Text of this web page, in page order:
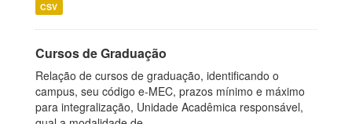
CSV
Cursos de Graduação
Relação de cursos de graduação, identificando o
campus, seu código e-MEC, prazos mínimo e máximo
para integralização, Unidade Acadêmica responsável,